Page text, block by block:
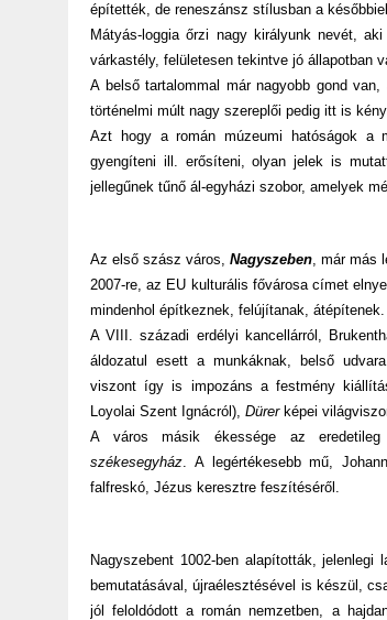
építették, de reneszánsz stílusban a
Mátyás-loggia őrzi nagy királyunk nevét,
várkastély, felületesen tekintve jó állapotban
A belső tartalommal már nagyobb gond
történelmi múlt nagy szereplői pedig itt is
Azt hogy a román múzeumi hatóságok a
gyengíteni ill. erősíteni, olyan jelek is
jellegűnek tűnő ál-egyházi szobor, amelyek
Az első szász város, Nagyszeben, már más
2007-re, az EU kulturális fővárosa címet
mindenhol építkeznek, felújítanak, átépítenek.
A VIII. századi erdélyi kancellárról,
áldozatul esett a munkáknak, belső
viszont így is impozáns a festmény
Loyolai Szent Ignácról), Dürerképei
A város másik ékessége az eredetileg
székesegyház. A legértékesebb mű,
falfreskó, Jézus keresztre feszítéséről.
Nagyszebent 1002-ben alapították,
bemutatásával, újraélesztésével is készül,
jól feloldódott a román nemzetben, a